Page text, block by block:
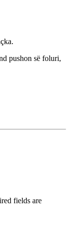
pushon së foluri,
fields are